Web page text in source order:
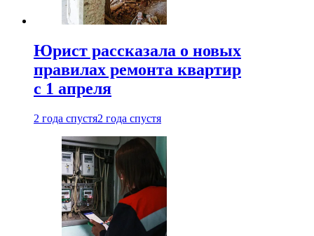
Юрист рассказала о новых
правилах ремонта квартир
с 1 апреля
2 года спустя2 года спустя